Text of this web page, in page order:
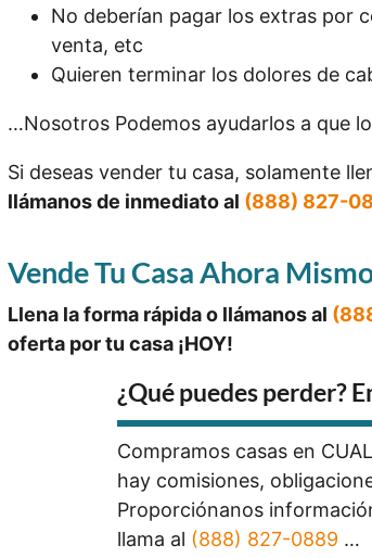
No deberían pagar los extras por
venta, etc
Quieren terminar los dolores de
…Nosotros Podemos ayudarlos a que
Si deseas vender tu casa, solamente
llámanos de inmediato al (888) 827-
Vende Tu Casa Ahora
Llena la forma rápidao llámanos al
oferta por tu casa ¡HOY!
¿Qué puedes perder?
Compramos casas en
hay comisiones,
Proporciónanos
llama al (888) 827-0889 …